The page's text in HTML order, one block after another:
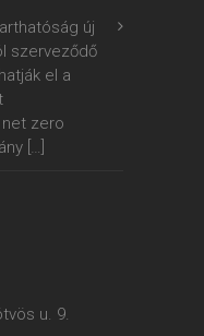
új
szerveződő
el a
net zero
[…]
u. 9.